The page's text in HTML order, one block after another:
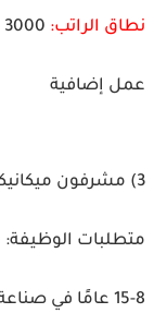
نطاق الراتب:
عمل إضافية
3) مشرفون ميكانيكيون
متطلبات الوظيفة:
8-15 عامًا في صناعة النفط والغاز.